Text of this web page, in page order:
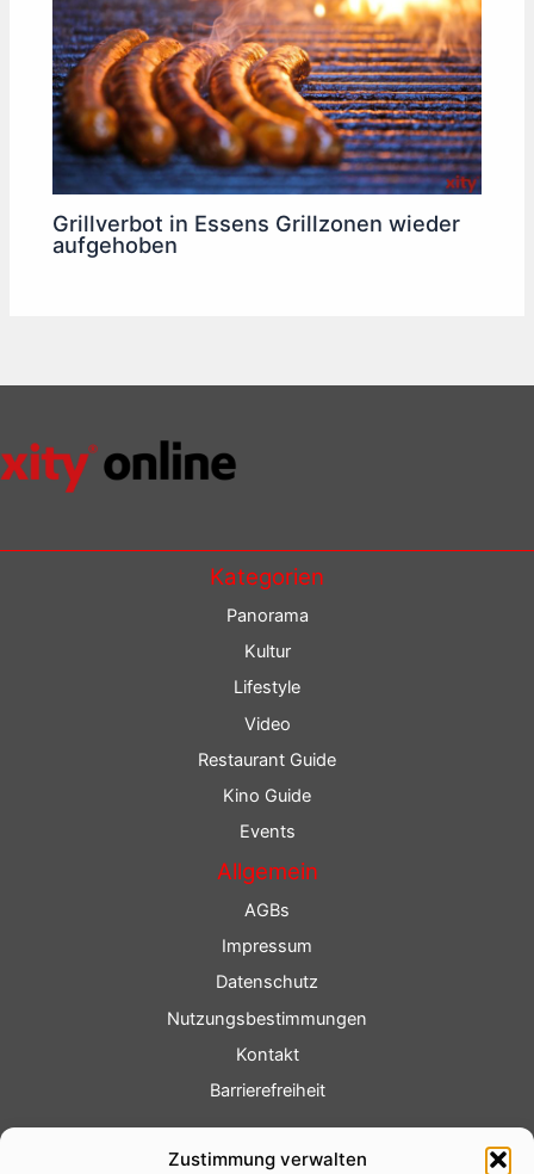
Zustimmung verwalten
Grillverbot in Essens Grillzonen wieder
aufgehoben
Kategorien
Panorama
Kultur
Lifestyle
Video
Restaurant Guide
Kino Guide
Events
Allgemein
AGBs
Impressum
Datenschutz
Nutzungsbestimmungen
Kontakt
Barrierefreiheit